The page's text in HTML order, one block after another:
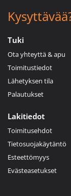
Tuki
Ota yhteyttä & apu
Toimitustiedot
Lähetyksen tila
Palautukset
Lakitiedot
Toimitusehdot
Tietosuojakäytäntö
Esteettömyys
Evästeasetukset